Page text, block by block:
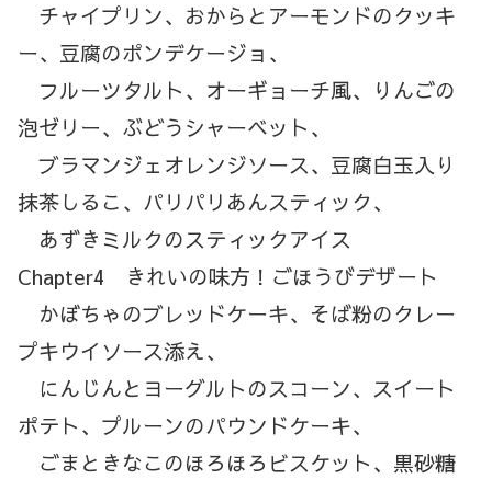
チャイプリン、おからとアーモンドのクッキ
ー、豆腐のポンデケージョ、
フルーツタルト、オーギョーチ風、りんごの
泡ゼリー、ぶどうシャーベット、
ブラマンジェオレンジソース、豆腐白玉入り
抹茶しるこ、パリパリあんスティック、
あずきミルクのスティックアイス
Chapter4 きれいの味方！ごほうびデザート
かぼちゃのブレッドケーキ、そば粉のクレー
プキウイソース添え、
にんじんとヨーグルトのスコーン、スイート
ポテト、プルーンのパウンドケーキ、
ごまときなこのほろほろビスケット、黒砂糖